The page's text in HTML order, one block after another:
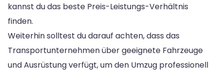
kannst du das beste Preis-Leistungs-Verhältnis
finden.
Weiterhin solltest du darauf achten, dass das
Transportunternehmen über geeignete Fahrzeuge
und Ausrüstung verfügt, um den Umzug professionell